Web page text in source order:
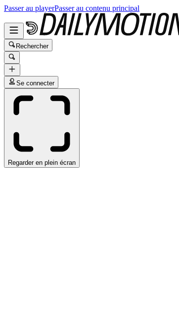
Passer au playerPasser au contenu principal
Rechercher
Se connecter
Regarder en plein écran